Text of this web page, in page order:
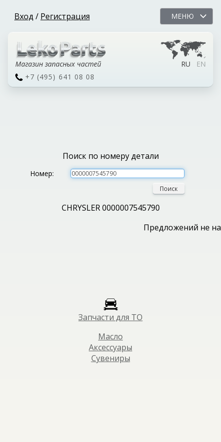
Вход / Регистрация МЕНЮ
Магазин запасных частей RU
EN
+7 (495) 641 08 08
Поиск по номеру детали
Номер:
Поиск
CHRYSLER 0000007545790
Предложений не
Запчасти для ТО
Масло
Аксессуары
Сувениры